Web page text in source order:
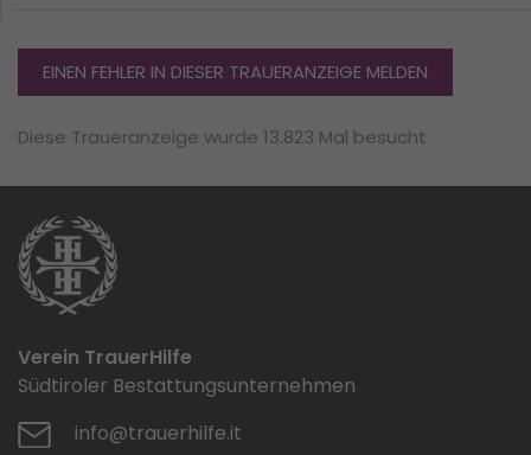
EINEN FEHLER IN DIESER TRAUERANZEIGE MELDEN
Diese Traueranzeige wurde 13.823 Mal besucht
Verein TrauerHilfe
Südtiroler Bestattungsunternehmen
info@trauerhilfe.it